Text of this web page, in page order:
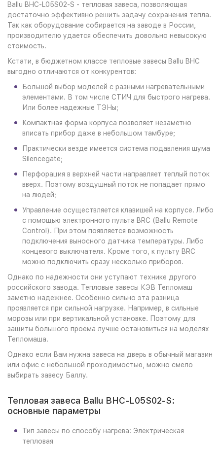
Ballu BHC-L05S02-S - тепловая завеса, позволяющая
достаточно эффективно решить задачу сохранения тепла.
Так как оборудование собирается на заводе в России,
производителю удается обеспечить довольно невысокую
стоимость.
Кстати, в бюджетном классе тепловые завесы Ballu BHC
выгодно отличаются от конкурентов:
Большой выбор моделей с разными нагревательными
элементами. В том числе СТИЧ для быстрого нагрева.
Или более надежные ТЭНы;
Компактная форма корпуса позволяет незаметно
вписать прибор даже в небольшом тамбуре;
Практически везде имеется система подавления шума
Silencegate;
Перфорация в верхней части направляет теплый поток
вверх. Поэтому воздушный поток не попадает прямо
на людей;
Управление осуществляется клавишей на корпусе. Либо
с помощью электронного пульта BRC (Ballu Remote
Control). При этом появляется возможность
подключения выносного датчика температуры. Либо
концевого выключателя. Кроме того, к пульту BRC
можно подключить сразу несколько приборов.
Однако по надежности они уступают технике другого
российского завода. Тепловые завесы КЭВ Тепломаш
заметно надежнее. Особенно сильно эта разница
проявляется при сильной нагрузке. Например, в сильные
морозы или при вертикальной установке. Поэтому для
защиты большого проема лучше остановиться на моделях
Тепломаша.
Однако если Вам нужна завеса на дверь в обычный магазин
или офис с небольшой проходимостью, можно смело
выбирать завесу Баллу.
Тепловая завеса Ballu BHC-L05S02-S:
основные параметры
Тип завесы по способу нагрева: Электрическая
тепловая